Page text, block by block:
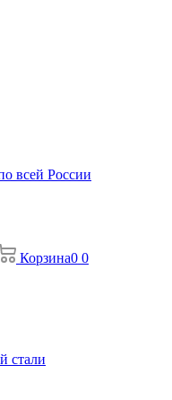
всей России
Корзина0 0
стали